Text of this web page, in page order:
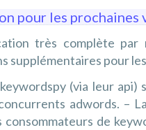
pour les prochaines
très complète par
supplémentaires pour
(via leur
adwords. –
consommateurs de